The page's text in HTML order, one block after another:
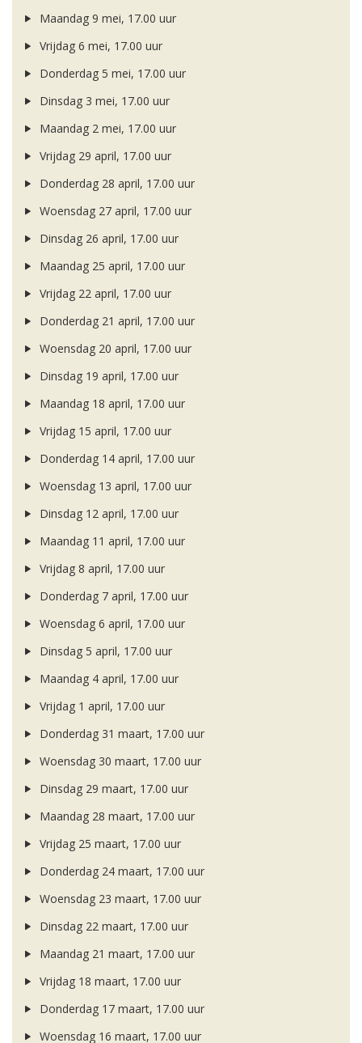
Maandag 9 mei, 17.00 uur
Vrijdag 6 mei, 17.00 uur
Donderdag 5 mei, 17.00 uur
Dinsdag 3 mei, 17.00 uur
Maandag 2 mei, 17.00 uur
Vrijdag 29 april, 17.00 uur
Donderdag 28 april, 17.00 uur
Woensdag 27 april, 17.00 uur
Dinsdag 26 april, 17.00 uur
Maandag 25 april, 17.00 uur
Vrijdag 22 april, 17.00 uur
Donderdag 21 april, 17.00 uur
Woensdag 20 april, 17.00 uur
Dinsdag 19 april, 17.00 uur
Maandag 18 april, 17.00 uur
Vrijdag 15 april, 17.00 uur
Donderdag 14 april, 17.00 uur
Woensdag 13 april, 17.00 uur
Dinsdag 12 april, 17.00 uur
Maandag 11 april, 17.00 uur
Vrijdag 8 april, 17.00 uur
Donderdag 7 april, 17.00 uur
Woensdag 6 april, 17.00 uur
Dinsdag 5 april, 17.00 uur
Maandag 4 april, 17.00 uur
Vrijdag 1 april, 17.00 uur
Donderdag 31 maart, 17.00 uur
Woensdag 30 maart, 17.00 uur
Dinsdag 29 maart, 17.00 uur
Maandag 28 maart, 17.00 uur
Vrijdag 25 maart, 17.00 uur
Donderdag 24 maart, 17.00 uur
Woensdag 23 maart, 17.00 uur
Dinsdag 22 maart, 17.00 uur
Maandag 21 maart, 17.00 uur
Vrijdag 18 maart, 17.00 uur
Donderdag 17 maart, 17.00 uur
Woensdag 16 maart, 17.00 uur